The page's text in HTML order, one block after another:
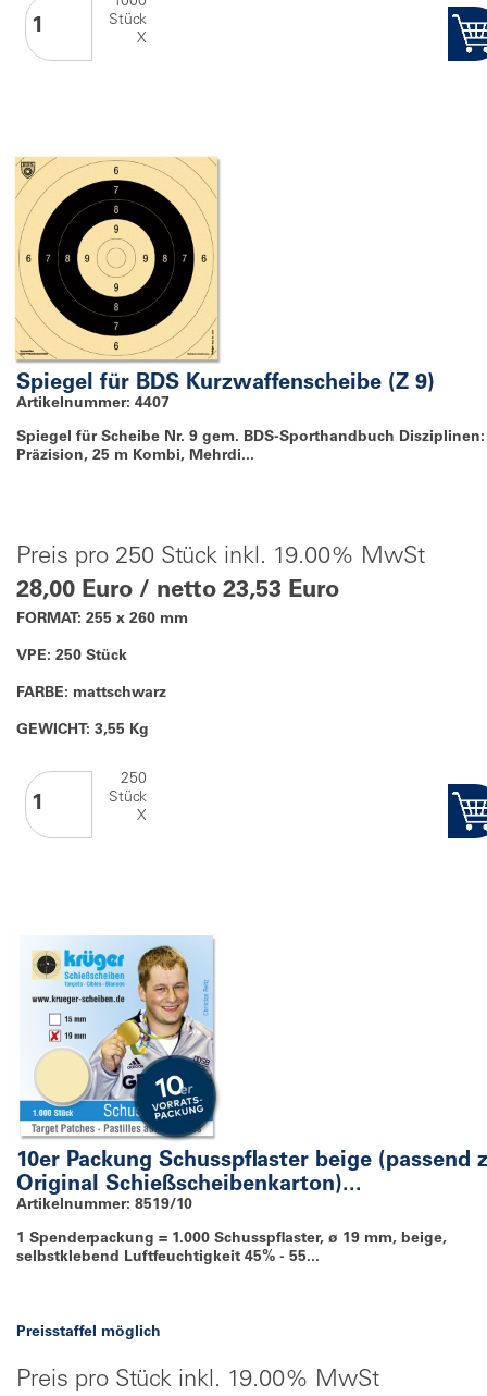
Stück
X
Spiegel für BDS Kurzwaffenscheibe (Z 9)
Artikelnummer: 4407
Spiegel für Scheibe Nr. 9 gem. BDS-Sporthandbuch Disziplinen:
Präzision, 25 m Kombi, Mehrdi...
Preis pro 250 Stück inkl. 19.00% MwSt
28,00 Euro / netto 23,53 Euro
FORMAT: 255 x 260 mm
VPE: 250 Stück
FARBE: mattschwarz
GEWICHT: 3,55 Kg
250
Stück
X
10er Packung Schusspflaster beige (passend
Original Schießscheibenkarton)...
Artikelnummer: 8519/10
1 Spenderpackung = 1.000 Schusspflaster, ø 19 mm, beige,
selbstklebend Luftfeuchtigkeit 45% - 55...
Preisstaffel möglich
Preis pro Stück inkl. 19.00% MwSt